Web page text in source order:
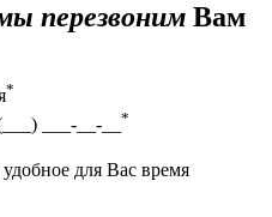
перезвоним Вам
*
___-__-__ *
для Вас время